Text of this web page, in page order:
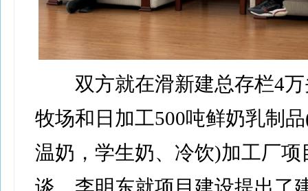
双方就在滑新建总存栏4万
牧场和日加工500吨鲜奶乳制
温奶，学生奶、冷饮)加工厂项